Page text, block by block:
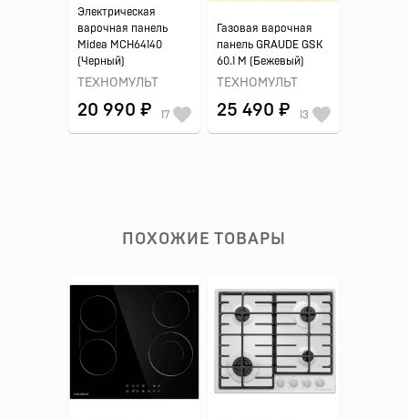
Электрическая
варочная панель
Midea MCH64140
(Черный)
ТЕХНОМУЛЬТ
20 990 ₽ 17
Газовая варочная
панель GRAUDE GSK
60.1 M (Бежевый)
ТЕХНОМУЛЬТ
25 490 ₽ 13
ПОХОЖИЕ ТОВАРЫ